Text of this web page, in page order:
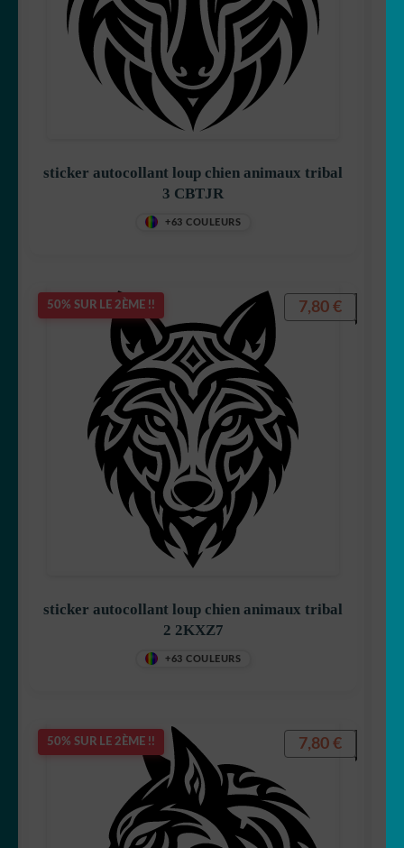
sticker autocollant loup chien animaux tribal
3 CBTJR
+63 COULEURS
50% SUR LE 2ÈME !!
sticker autocollant loup chien animaux tribal
2 2KXZ7
+63 COULEURS
7,80 €
50% SUR LE 2ÈME !! 7,80 €